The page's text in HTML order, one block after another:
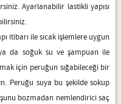
Ayarlanabilir lastikli yapısı
itibarı ile sıcak işlemlere uygun
da soğuk su ve şampuan ile
için peruğun sığabileceği bir
Peruğu suya bu şekilde sokup
bozmadan nemlendirici saç